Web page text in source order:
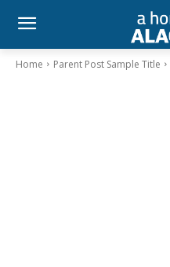
Home Parent Post Sample Title